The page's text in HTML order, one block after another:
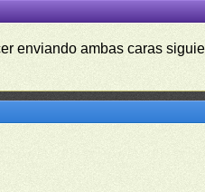
enviando ambas caras